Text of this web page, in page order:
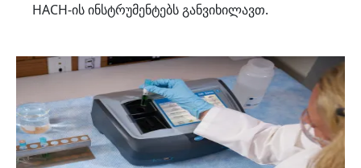
HACH-ის ინსტრუმენტებს განვიხილავთ.